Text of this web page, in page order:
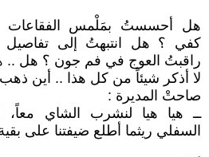
هل أحسستُ بمَلْمس الفقاعات
كفي ؟ هل انتبهتُ إلى تفاصيل
راقبتُ العوج في فم جون ؟ هل ..
لا أذكر شيئاً من كل هذا .. أين
صاحتْ المديرة :
ــ هيا هيا لنشرب الشاي معاً،
السفلي ريثما أطلع ضيفتنا على